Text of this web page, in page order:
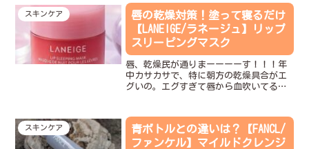
になるの。中でも❝FANCL ディープクリ
ア洗顔パウダー❞が...
スキンケア
唇の乾燥対策！塗って寝るだけ
【LANEIGE/ラネージュ】リップ
スリーピングマスク
唇、乾燥民が通りまーーーーす！！！年
中カサカサで、特に朝方の乾燥具合がエ
グいの。エグすぎて唇から血吹いてる。
て寝るだけで、ぐんっとうるおう。ラネ
ージュ リップスリーピン...
スキンケア
青ボトルとの違いは？【FANCL/
ファンケル】マイルドクレンジ